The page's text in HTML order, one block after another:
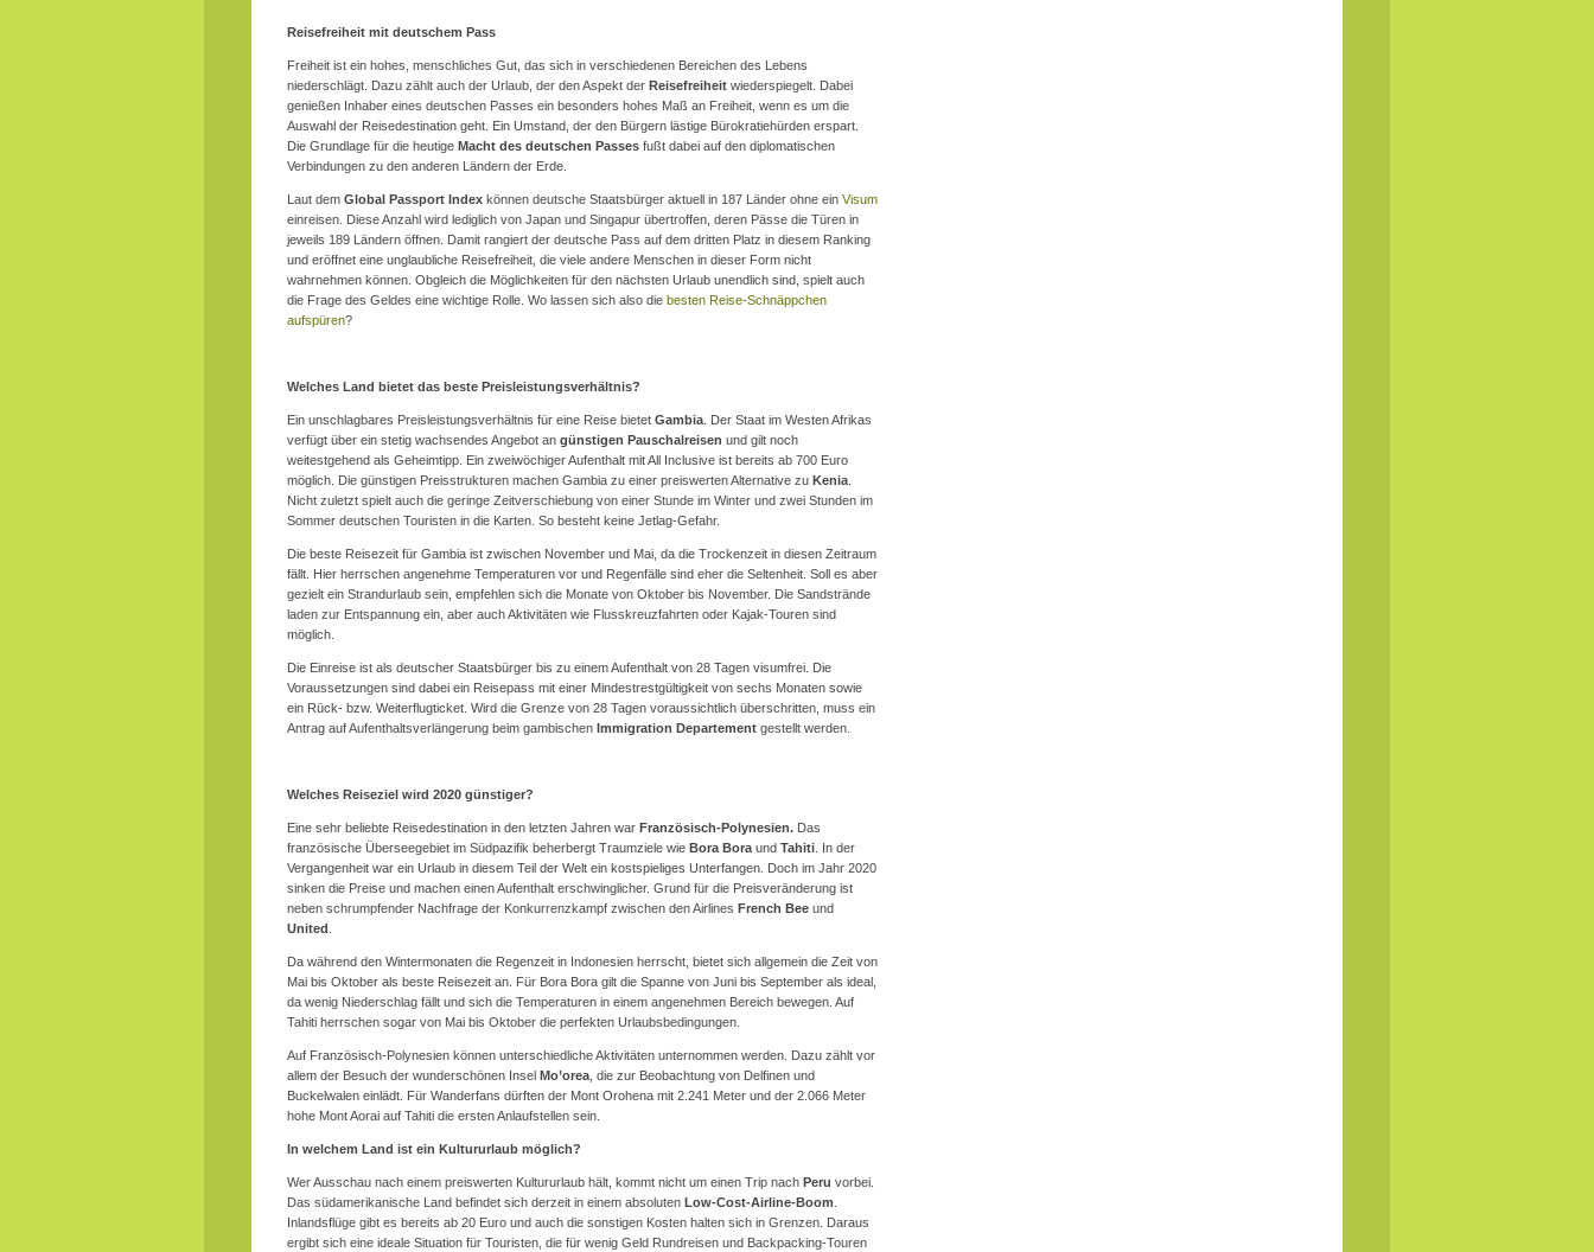
Reisefreiheit mit deutschem Pass
Freiheit ist ein hohes, menschliches Gut, das sich in verschiedenen Bereichen des Lebens
niederschlägt. Dazu zählt auch der Urlaub, der den Aspekt der Reisefreiheit wiederspiegelt. Dabei
genießen Inhaber eines deutschen Passes ein besonders hohes Maß an Freiheit, wenn es um die
Auswahl der Reisedestination geht. Ein Umstand, der den Bürgern lästige Bürokratiehürden erspart.
Die Grundlage für die heutige Macht des deutschen Passes fußt dabei auf den diplomatischen
Verbindungen zu den anderen Ländern der Erde.
Laut dem Global Passport Index können deutsche Staatsbürger aktuell in 187 Länder ohne ein Visum
einreisen. Diese Anzahl wird lediglich von Japan und Singapur übertroffen, deren Pässe die Türen in
jeweils 189 Ländern öffnen. Damit rangiert der deutsche Pass auf dem dritten Platz in diesem Ranking
und eröffnet eine unglaubliche Reisefreiheit, die viele andere Menschen in dieser Form nicht
wahrnehmen können. Obgleich die Möglichkeiten für den nächsten Urlaub unendlich sind, spielt auch
die Frage des Geldes eine wichtige Rolle. Wo lassen sich also die besten Reise-Schnäppchen
aufspüren?
Welches Land bietet das beste Preisleistungsverhältnis?
Ein unschlagbares Preisleistungsverhältnis für eine Reise bietet Gambia . Der Staat im Westen Afrikas
verfügt über ein stetig wachsendes Angebot an günstigen Pauschalreisen und gilt noch
weitestgehend als Geheimtipp. Ein zweiwöchiger Aufenthalt mit All Inclusive ist bereits ab 700 Euro
möglich. Die günstigen Preisstrukturen machen Gambia zu einer preiswerten Alternative zu Kenia
Nicht zuletzt spielt auch die geringe Zeitverschiebung von einer Stunde im Winter und zwei Stunden im
Sommer deutschen Touristen in die Karten. So besteht keine Jetlag-Gefahr.
Die beste Reisezeit für Gambia ist zwischen November und Mai, da die Trockenzeit in diesen Zeitraum
fällt. Hier herrschen angenehme Temperaturen vor und Regenfälle sind eher die Seltenheit. Soll es aber
gezielt ein Strandurlaub sein, empfehlen sich die Monate von Oktober bis November. Die Sandstrände
laden zur Entspannung ein, aber auch Aktivitäten wie Flusskreuzfahrten oder Kajak-Touren sind
möglich.
Die Einreise ist als deutscher Staatsbürger bis zu einem Aufenthalt von 28 Tagen visumfrei. Die
Voraussetzungen sind dabei ein Reisepass mit einer Mindestrestgültigkeit von sechs Monaten sowie
ein Rück- bzw. Weiterflugticket. Wird die Grenze von 28 Tagen voraussichtlich überschritten, muss ein
Antrag auf Aufenthaltsverlängerung beim gambischen Immigration Departement gestellt werden.
Welches Reiseziel wird 2020 günstiger?
Eine sehr beliebte Reisedestination in den letzten Jahren war Französisch-Polynesien. Das
französische Überseegebiet im Südpazifik beherbergt Traumziele wie Bora Bora und Tahiti . In der
Vergangenheit war ein Urlaub in diesem Teil der Welt ein kostspieliges Unterfangen. Doch im Jahr 2020
sinken die Preise und machen einen Aufenthalt erschwinglicher. Grund für die Preisveränderung ist
neben schrumpfender Nachfrage der Konkurrenzkampf zwischen den Airlines French Bee und
United
Da während den Wintermonaten die Regenzeit in Indonesien herrscht, bietet sich allgemein die Zeit von
Mai bis Oktober als beste Reisezeit an. Für Bora Bora gilt die Spanne von Juni bis September als ideal,
da wenig Niederschlag fällt und sich die Temperaturen in einem angenehmen Bereich bewegen. Auf
Tahiti herrschen sogar von Mai bis Oktober die perfekten Urlaubsbedingungen.
Auf Französisch-Polynesien können unterschiedliche Aktivitäten unternommen werden. Dazu zählt vor
allem der Besuch der wunderschönen Insel Mo’orea , die zur Beobachtung von Delfinen und
Buckelwalen einlädt. Für Wanderfans dürften der Mont Orohena mit 2.241 Meter und der 2.066 Meter
hohe Mont Aorai auf Tahiti die ersten Anlaufstellen sein.
In welchem Land ist ein Kultururlaub möglich?
Wer Ausschau nach einem preiswerten Kultururlaub hält, kommt nicht um einen Trip nach Peru vorbei.
Das südamerikanische Land befindet sich derzeit in einem absoluten Low-Cost-Airline-Boom
Inlandsflüge gibt es bereits ab 20 Euro und auch die sonstigen Kosten halten sich in Grenzen. Daraus
ergibt sich eine ideale Situation für Touristen, die für wenig Geld Rundreisen und Backpacking-Touren